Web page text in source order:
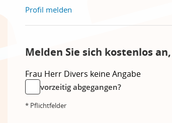
Profil melden
Melden Sie sich kostenlos
Frau Herr Divers keine Angabe
vorzeitig abgegangen?
* Pflichtfelder